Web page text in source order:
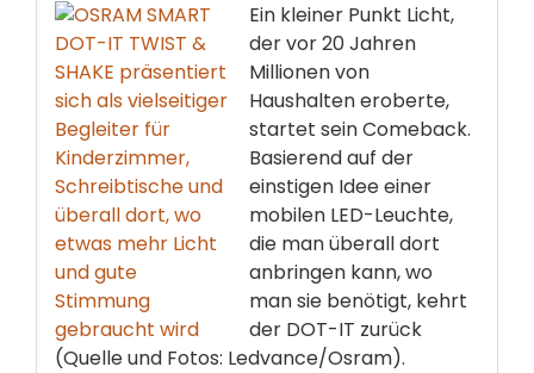
Ein kleiner Punkt Licht,
der vor 20 Jahren
Millionen von
Haushalten eroberte,
startet sein Comeback.
Basierend auf der
einstigen Idee einer
mobilen LED-Leuchte,
die man überall dort
anbringen kann, wo
man sie benötigt, kehrt
der DOT-IT zurück
(Quelle und Fotos: Ledvance/Osram).